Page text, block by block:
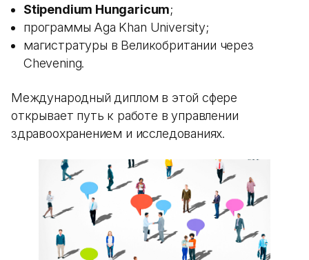
Stipendium Hungaricum;
программы Aga Khan University;
магистратуры в Великобритании через
Chevening.
Международный диплом в этой сфере
открывает путь к работе в управлении
здравоохранением и исследованиях.